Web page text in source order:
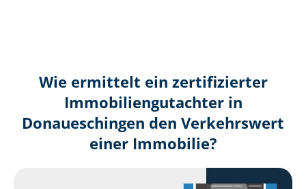
Wie ermittelt ein zertifizierter
Immobilien­gutachter in
Donaueschingen den Verkehrswert
einer Immobilie?